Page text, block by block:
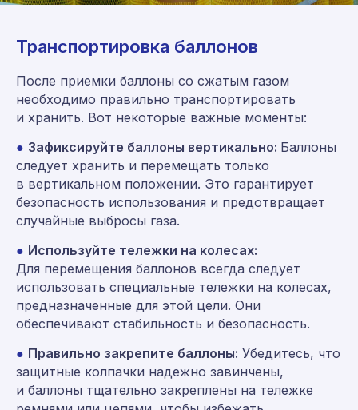
Транспортировка баллонов
После приемки баллоны со сжатым газом
необходимо правильно транспортировать
и хранить. Вот некоторые важные моменты:
● Зафиксируйте баллоны вертикально: Баллоны
следует хранить и перемещать только
в вертикальном положении. Это гарантирует
безопасность использования и предотвращает
случайные выбросы газа.
● Используйте тележки на колесах:
Для перемещения баллонов всегда следует
использовать специальные тележки на колесах,
предназначенные для этой цели. Они
обеспечивают стабильность и безопасность.
● Правильно закрепите баллоны: Убедитесь, что
защитные колпачки надежно завинчены,
и баллоны тщательно закреплены на тележке